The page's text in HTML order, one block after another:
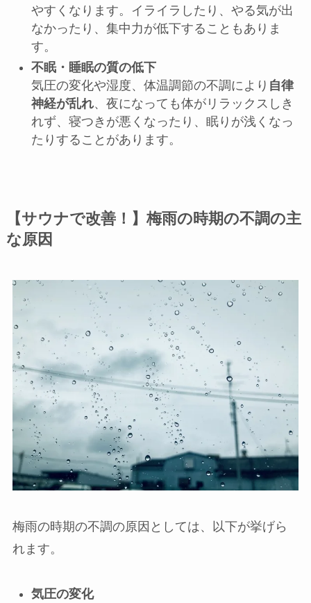
やすくなります。イライラしたり、やる気が出
なかったり、集中力が低下することもありま
す。
不眠・睡眠の質の低下
気圧の変化や湿度、体温調節の不調により 自律
神経が乱れ、夜になっても体がリラックスしき
れず、寝つきが悪くなったり、眠りが浅くなっ
たりすることがあります。
【サウナで改善！】梅雨の時期の不調の主
な原因
梅雨の時期の不調の原因としては、以下が挙げら
れます。
気圧の変化